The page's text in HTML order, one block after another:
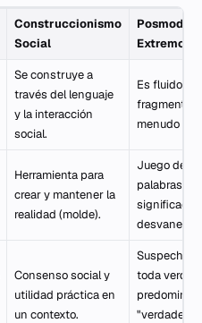
Construccionismo
Social
Extremo
Se construye a
través del lenguaje
y la interacción
social.
Es fluido,
menudo
Herramienta para
crear y mantener la
realidad (molde).
Juego de
palabras
significado
Consenso social y
utilidad práctica en
un contexto.
Suspecha
toda
predominio
"verdades